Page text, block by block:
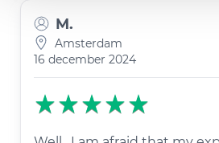
M.
Amsterdam
16 december 2024